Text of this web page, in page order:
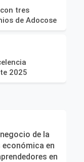
tres
de Adocose
2025
de la
en
en